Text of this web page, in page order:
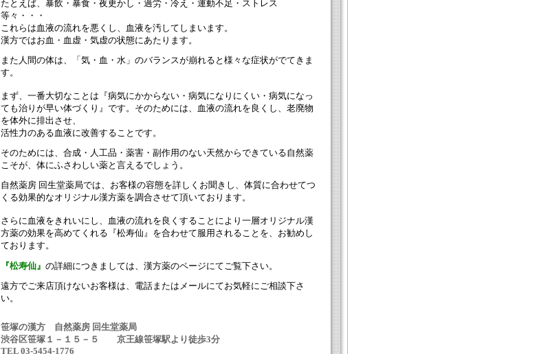
たとえば、暴飲・暴食・夜更かし・過労・冷え・運動不足・ストレス
等々・・・
これらは血液の流れを悪くし、血液を汚してしまいます。
漢方ではお血・血虚・気虚の状態にあたります。
また人間の体は、「気・血・水」のバランスが崩れると様々な症状がでてきま
す。
まず、一番大切なことは『病気にかからない・病気になりにくい・病気になっ
ても治りが早い体づくり』です。そのためには、血液の流れを良くし、老廃物
を体外に排出させ、
活性力のある血液に改善することです。
そのためには、合成・人工品・薬害・副作用のない天然からできている自然薬
こそが、体にふさわしい薬と言えるでしょう。
自然薬房 回生堂薬局では、お客様の容態を詳しくお聞きし、体質に合わせてつ
くる効果的なオリジナル漢方薬を調合させて頂いております。
さらに血液をきれいにし、血液の流れを良くすることにより一層オリジナル漢
方薬の効果を高めてくれる『松寿仙』を合わせて服用されることを、お勧めし
ております。
『松寿仙』 の詳細につきましては、漢方薬のページにてご覧下さい。
遠方でご来店頂けないお客様は、電話またはメールにてお気軽にご相談下さ
い。
笹塚の漢方 自然薬房 回生堂薬局
渋谷区笹塚１－１５－５ 京王線笹塚駅より徒歩3分
TEL 03-5454-1776